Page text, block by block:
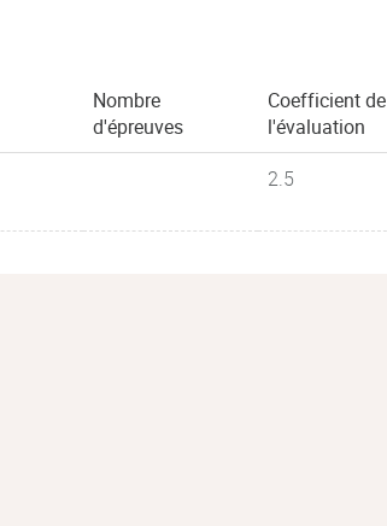
Nombre
d'épreuves
Coefficient de
l'évaluation
2.5